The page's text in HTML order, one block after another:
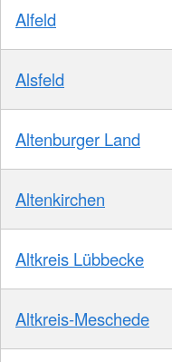
Alfeld
Alsfeld
Altenburger Land
Altenkirchen
Altkreis Lübbecke
Altkreis-Meschede